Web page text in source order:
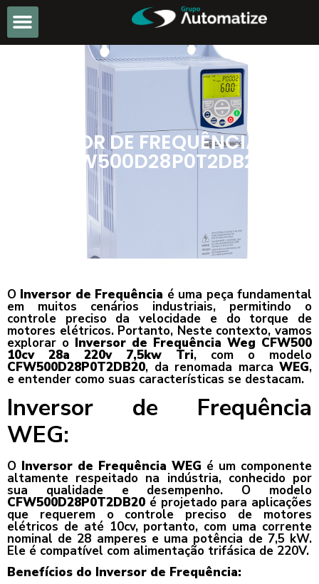
INVERSOR DE FREQUÊNCIA WEG
CFW500D28P0T2DB20
O Inversor de Frequência é uma peça fundamental
em muitos cenários industriais, permitindo o
controle preciso da velocidade e do torque de
motores elétricos. Portanto, Neste contexto, vamos
explorar o Inversor de Frequência Weg CFW500
10cv 28a 220v 7,5kw Tri, com o modelo
CFW500D28P0T2DB20, da renomada marca WEG,
e entender como suas características se destacam.
Inversor de Frequência
WEG:
O Inversor de Frequência WEG é um componente
altamente respeitado na indústria, conhecido por
sua qualidade e desempenho. O modelo
CFW500D28P0T2DB20 é projetado para aplicações
que requerem o controle preciso de motores
elétricos de até 10cv, portanto, com uma corrente
nominal de 28 amperes e uma potência de 7,5 kW.
Ele é compatível com alimentação trifásica de 220V.
Benefícios do Inversor de Frequência: